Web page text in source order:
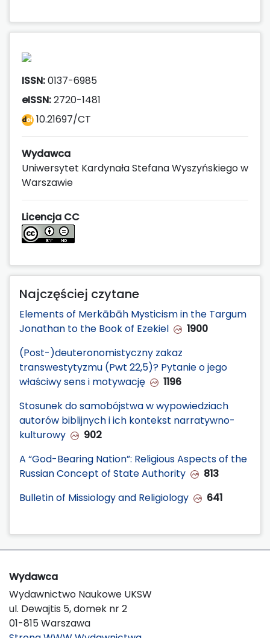
ISSN:0137-6985
eISSN:2720-1481
10.21697/CT
Wydawca
Uniwersytet Kardynała Stefana Wyszyńskiego w
Warszawie
Licencja CC
Najczęściej czytane
Elements of Merkābāh Mysticism in the Targum
Jonathan to the Book of Ezekiel
1900
(Post-)deuteronomistyczny zakaz
transwestytyzmu (Pwt 22,5)? Pytanie o jego
właściwy sens i motywację
1196
Stosunek do samobójstwa w wypowiedziach
autorów biblijnych i ich kontekst narratywno-
kulturowy
902
A “God-Bearing Nation”: Religious Aspects of the
Russian Concept of State Authority
813
Bulletin of Missiology and Religiology
641
Wydawca
Wydawnictwo Naukowe UKSW
ul. Dewajtis 5, domek nr 2
01-815 Warszawa